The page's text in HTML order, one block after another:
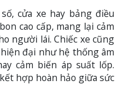
cửa xe hay bảng điều
cao cấp, mang lại cảm
người lái. Chiếc xe cũng
đại như hệ thống âm
cảm biến áp suất lốp.
hợp hoàn hảo giữa sức